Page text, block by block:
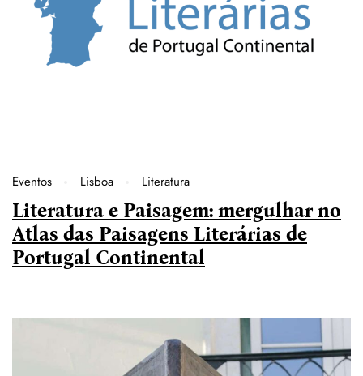
Eventos Lisboa Literatura
Literatura e Paisagem: mergulhar no
Atlas das Paisagens Literárias de
Portugal Continental